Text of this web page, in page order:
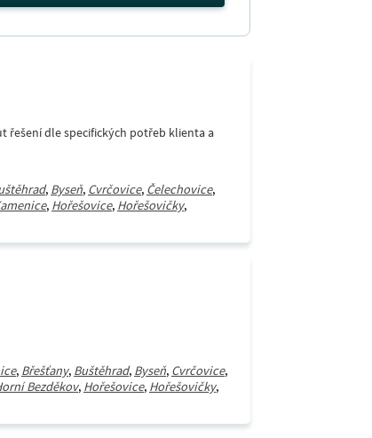
řešení dle specifických potřeb klienta a
, Byseň, Cvrčovice, Čelechovice,
, Hořešovice, Hořešovičky,
, Břešťany, Buštěhrad, Byseň, Cvrčovice,
Bezděkov, Hořešovice, Hořešovičky,